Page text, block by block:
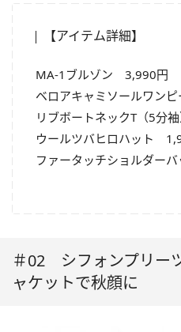
【アイテム詳細】
MA-1ブルゾン 3,990円
ベロアキャミソールワン
リブボートネックT（5分
ウールツバヒロハット
ファータッチショルダー
＃02 シフォンプリー
ャケットで秋顔に